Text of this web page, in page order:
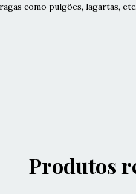
como pulgões, lagartas,
Produtos